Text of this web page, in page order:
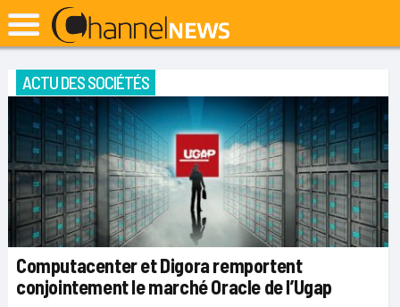
ACTU DES SOCIÉTÉS
Computacenter et Digora remportent
conjointement le marché Oracle de l’Ugap